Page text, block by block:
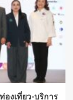
องเที่ยว-บริการ